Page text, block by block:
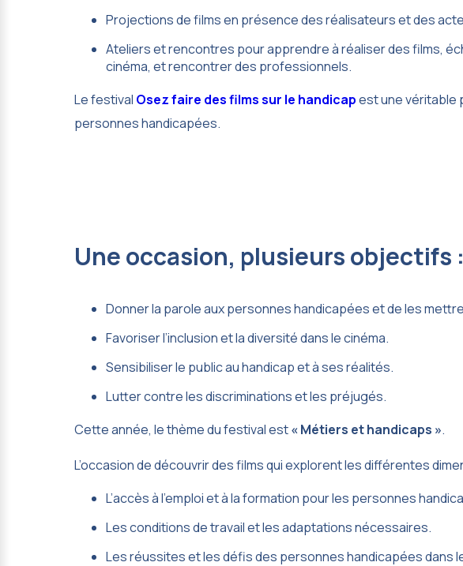
Projections de films en présence des réalisateurs et des
Ateliers et rencontres pour apprendre à réaliser des films,
cinéma, et rencontrer des professionnels.
Le festival Osez faire des films sur le handicapest une véritable
personnes handicapées.
Une occasion, plusieurs objectifs :
Donner la parole aux personnes handicapées et de les
Favoriser l’inclusion et la diversité dans le cinéma.
Sensibiliser le public au handicap et à ses réalités.
Lutter contre les discriminations et les préjugés.
Cette année, le thème du festival est« Métiers et handicaps ».
L’occasion de découvrir des films qui explorent les différentes
L’accès à l’emploi et à la formation pour les personnes
Les conditions de travail et les adaptations nécessaires.
Les réussites et les défis des personnes handicapées dans